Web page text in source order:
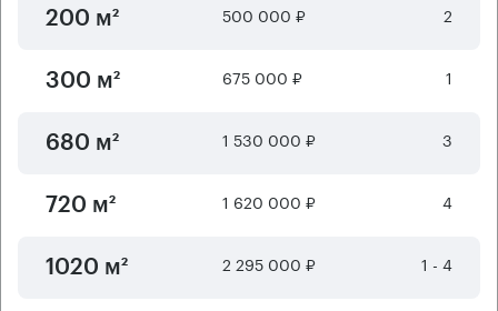
200 м² 500 000 ₽ 2
300 м² 675 000 ₽ 1
680 м² 1 530 000 ₽ 3
720 м² 1 620 000 ₽ 4
1020 м² 2 295 000 ₽ 1 - 4